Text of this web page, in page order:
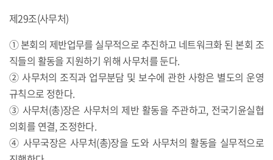
제29조(사무처)
① 본회의 제반업무를 실무적으로 추진하고 네트워크화 된 본회 조
직들의 활동을 지원하기 위해 사무처를 둔다.
② 사무처의 조직과 업무분담 및 보수에 관한 사항은 별도의 운영
규칙으로 정한다.
③ 사무처(총)장은 사무처의 제반 활동을 주관하고, 전국기윤실협
의회를 연결, 조정한다.
④ 사무국장은 사무처(총)장을 도와 사무처의 활동을 실무적으로